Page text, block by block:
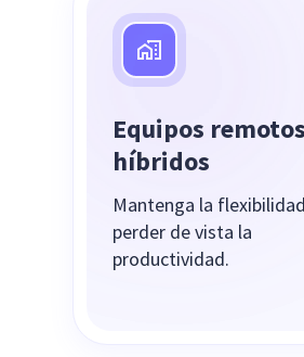
Equipos
híbridos
Mantenga la
perder de vista la
productividad.